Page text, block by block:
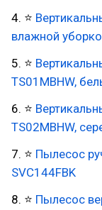
4. ⭐
влажной
5. ⭐
TS01MBHW,
6. ⭐
TS02MBHW,
7. ⭐ Пылесос
SVC144FBK
8. ⭐ Пылесос